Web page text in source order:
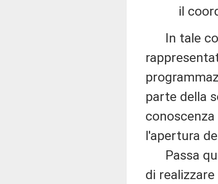
il
In tale
parte della
l'apertura
Passa
di